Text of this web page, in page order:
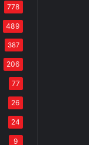
778
489
387
206
77
26
24
9